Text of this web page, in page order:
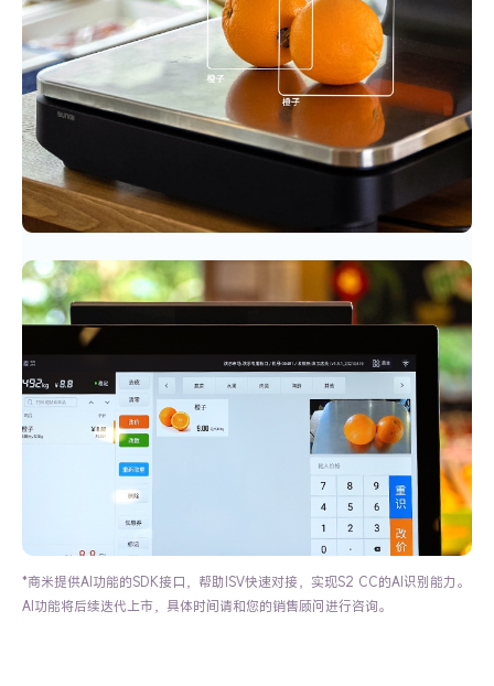
*商米提供AI功能的SDK接口，帮助ISV快速对接，实现S2 CC的AI识别能力。
AI功能将后续迭代上市，具体时间请和您的销售顾问进行咨询。